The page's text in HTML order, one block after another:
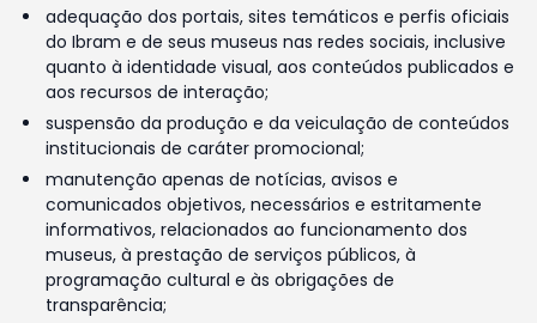
adequação dos portais, sites temáticos e perfis oficiais
do Ibram e de seus museus nas redes sociais, inclusive
quanto à identidade visual, aos conteúdos publicados e
aos recursos de interação;
suspensão da produção e da veiculação de conteúdos
institucionais de caráter promocional;
manutenção apenas de notícias, avisos e
comunicados objetivos, necessários e estritamente
informativos, relacionados ao funcionamento dos
museus, à prestação de serviços públicos, à
programação cultural e às obrigações de
transparência;